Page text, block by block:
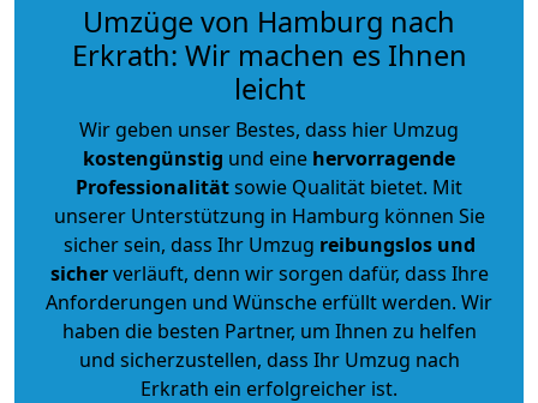
Umzüge von Hamburg nach
Erkrath: Wir machen es Ihnen
leicht
Wir geben unser Bestes, dass hier Umzug
kostengünstig und eine hervorragende
Professionalitätsowie Qualität bietet. Mit
unserer Unterstützung in Hamburg können Sie
sicher sein, dass Ihr Umzug reibungslos und
sicherverläuft, denn wir sorgen dafür, dass Ihre
Anforderungen und Wünsche erfüllt werden. Wir
haben die besten Partner, um Ihnen zu helfen
und sicherzustellen, dass Ihr Umzug nach
Erkrath ein erfolgreicher ist.